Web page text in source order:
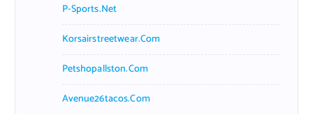
P-Sports.net
Korsairstreetwear.com
Petshopallston.com
Avenue26tacos.com